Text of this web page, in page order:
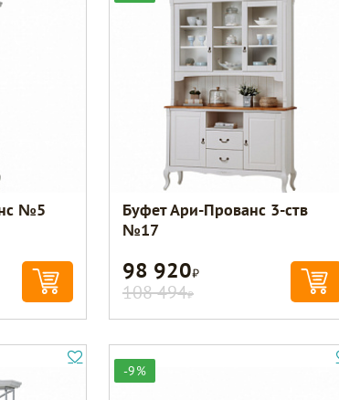
№5
Буфет Ари-Прованс 3-ств
№17
98 920Р
108 494Р
-9%